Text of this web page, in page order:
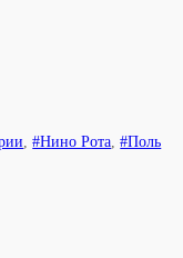
,#Нино Рота,#Поль